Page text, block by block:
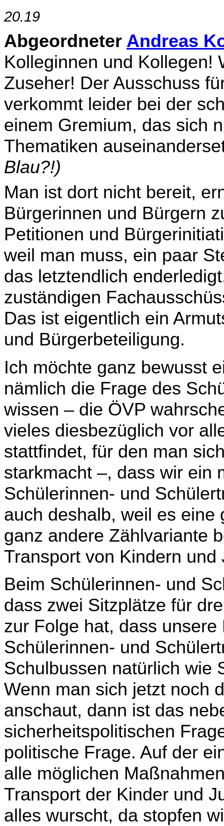
20.19
Abgeordneter Andreas
Kolleginnen und Kollegen!
Zuseher! Der Ausschuss
verkommt leider bei der
einem Gremium, das sich
Thematiken
Blau?!)
Man ist dort nicht bereit,
Bürgerinnen und Bürgern
Petitionen und
weil man muss, ein paar
das letztendlich
zuständigen
Das ist eigentlich ein
und Bürgerbeteiligung.
Ich möchte ganz bewusst
nämlich die Frage des
wissen – die ÖVP
vieles diesbezüglich vor
stattfindet, für den man
starkmacht –, dass wir ein
Schülerinnen- und
auch deshalb, weil es
ganz andere Zählvariante
Transport von Kindern und
Beim Schülerinnen- und
dass zwei Sitzplätze für
zur Folge hat, dass
Schülerinnen- und
Schulbussen natürlich wie
Wenn man sich jetzt noch
anschaut, dann ist das
sicherheitspolitischen
politische Frage. Auf der
alle möglichen
Transport der Kinder und
alles wurscht, da stopfen